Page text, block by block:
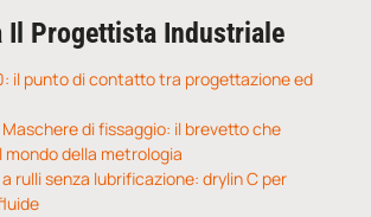
Il Progettista Industriale
il punto di contatto tra progettazione ed
di fissaggio: il brevetto che
mondo della metrologia
rulli senza lubrificazione: drylin C per